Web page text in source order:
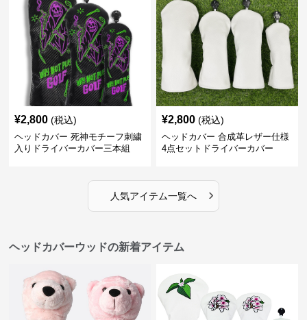
¥2,800 (税込)
ヘッドカバー 死神モチーフ刺繍
入りドライバーカバー三本組
¥2,800 (税込)
ヘッドカバー 合成革レザー仕様
4点セットドライバーカバー
人気アイテム一覧へ ›
ヘッドカバーウッドの新着アイテム